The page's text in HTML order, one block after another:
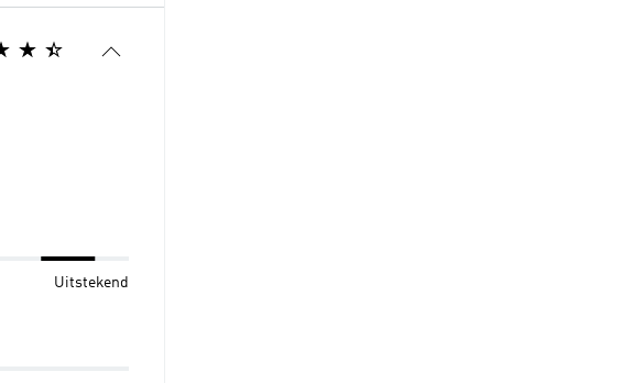
Uitstekend